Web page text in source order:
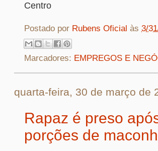
Centro
Postado por Rubens Oficial às 3/
Marcadores: EMPREGOS E
quarta-feira, 30 de março de
Rapaz é preso
porções de